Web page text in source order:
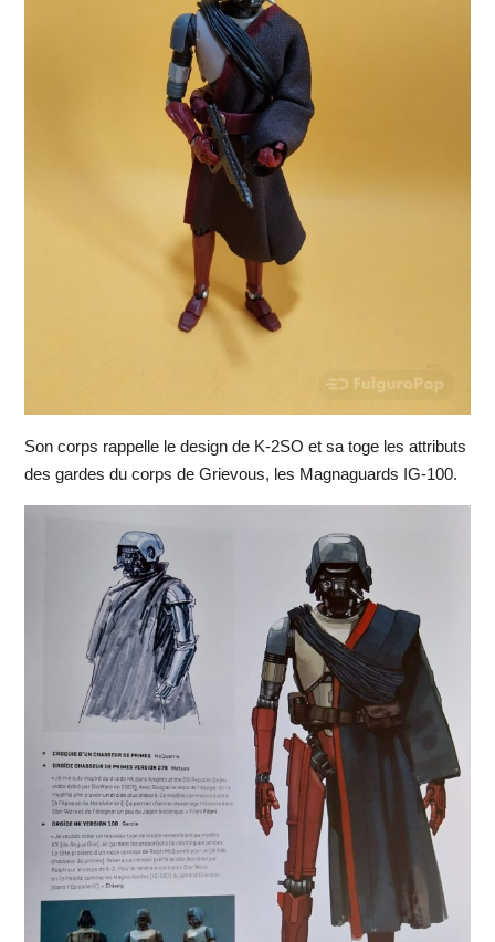
Son corps rappelle le design de K-2SO et sa toge les attributs
des gardes du corps de Grievous, les Magnaguards IG-100.